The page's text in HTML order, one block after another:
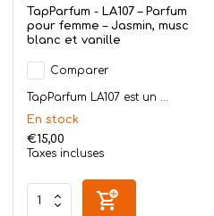
TapParfum - LA107 – Parfum
pour femme – Jasmin, musc
blanc et vanille
Comparer
TapParfum LA107 est un ...
En stock
€15,00
Taxes incluses